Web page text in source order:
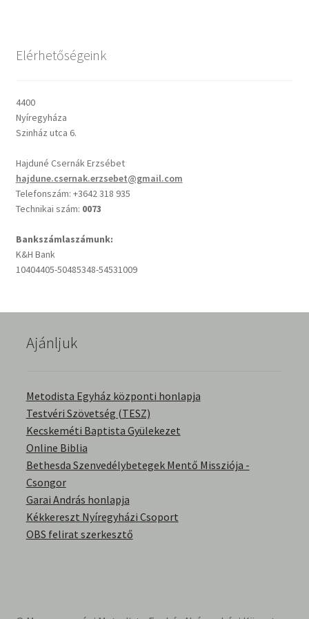
Napi Ige: Evangélikus bibliaolvasó Útmutató
Mindennapi kenyerünk
Bemutatkozás
Kérdések és válaszok
Kitekintés
Könyvtár
Család-Házasság
Elérhetőségeink
4400
Nyíregyháza
Szinház utca 6.
Hajduné Csernák Erzsébet
hajdune.csernak.erzsebet@gmail.com
Telefonszám: +3642 318 935
Technikai szám: 0073
Bankszámlaszámunk:
K&H Bank
10404405-50485348-54531009
Ajánljuk
Metodista Egyház központi honlapja
Testvéri Szövetség (TESZ)
Kecskeméti Baptista Gyülekezet
Online Biblia
Bethesda Szenvedélybetegek Mentő Missziója -
Csongor
Garai András honlapja
Kékkereszt Nyíregyházi Csoport
OBS felirat szerkesztő